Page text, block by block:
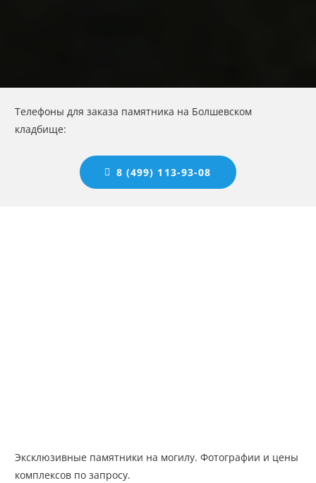
Телефоны для заказа памятника на Болшевском
кладбище:
8 (499) 113-93-08
Эксклюзивные памятники на могилу. Фотографии и цены
комплексов по запросу.